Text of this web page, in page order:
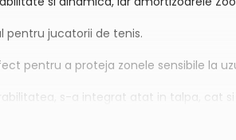
pentru jucatorii de tenis.
pentru a proteja zonele sensibile la
s-a integrat atat in talpa, cat si